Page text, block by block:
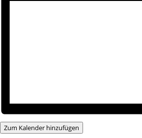
Zum Kalender hinzufügen